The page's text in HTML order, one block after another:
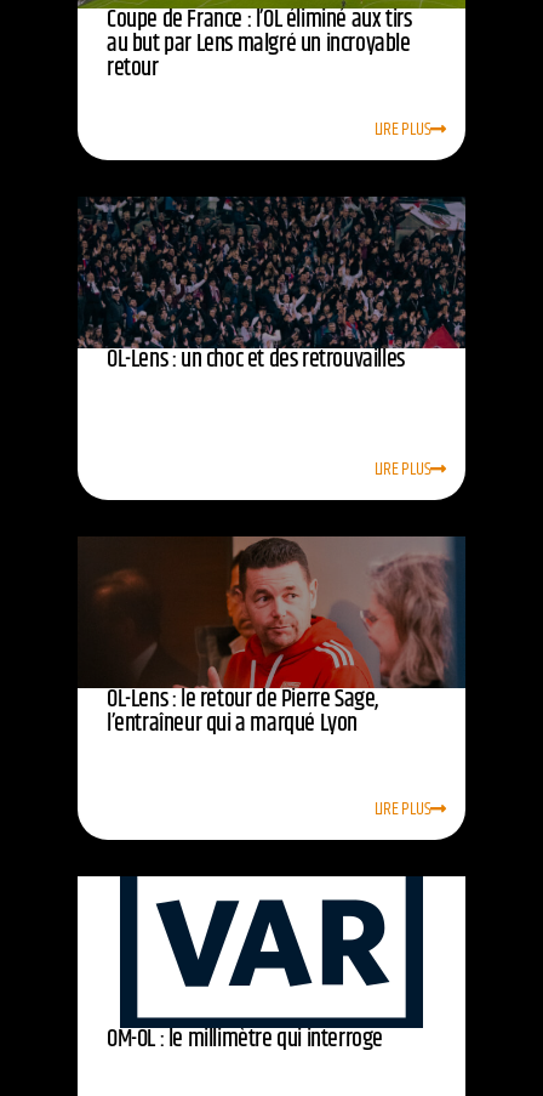
Coupe de France : l’OL éliminé aux tirs
au but par Lens malgré un incroyable
retour
LIRE PLUS
OL-Lens : un choc et des retrouvailles
LIRE PLUS
OL-Lens : le retour de Pierre Sage,
l’entraîneur qui a marqué Lyon
LIRE PLUS
OM-OL : le millimètre qui interroge